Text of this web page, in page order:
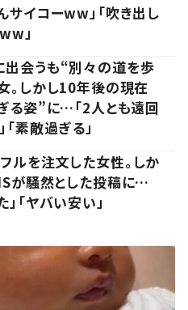
サイコーww」「吹き出し
」
出会うも“別々の道を歩
。しかし10年後の現在
る姿”に…「2人とも遠回
「素敵過ぎる」
ルを注文した女性。しか
が騒然とした投稿に…
」「ヤバい安い」